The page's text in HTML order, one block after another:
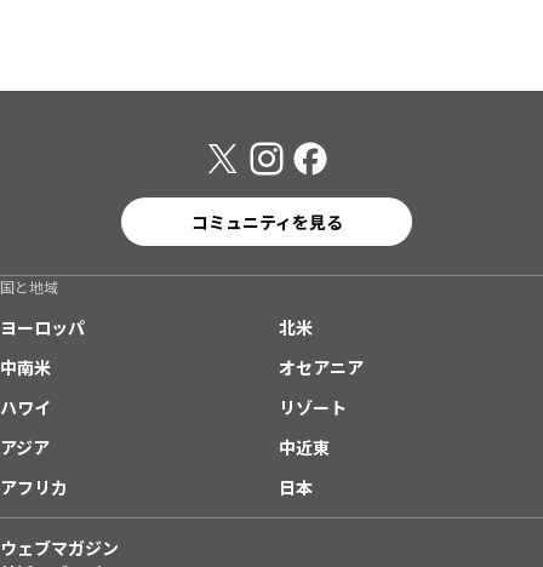
コミュニティを見る
国と地域
ヨーロッパ
北米
中南米
オセアニア
ハワイ
リゾート
アジア
中近東
アフリカ
日本
ウェブマガジン